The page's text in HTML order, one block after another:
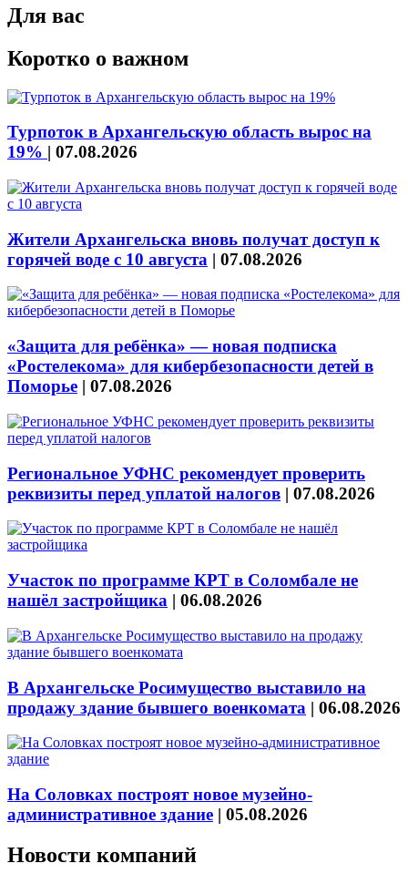
Для вас
Коротко о важном
Турпоток в Архангельскую область вырос на
19% | 07.08.2026
Жители Архангельска вновь получат доступ к
горячей воде с 10 августа | 07.08.2026
«Защита для ребёнка» — новая подписка
«Ростелекома» для кибербезопасности детей в
Поморье | 07.08.2026
Региональное УФНС рекомендует проверить
реквизиты перед уплатой налогов | 07.08.2026
Участок по программе КРТ в Соломбале не
нашёл застройщика | 06.08.2026
В Архангельске Росимущество выставило на
продажу здание бывшего военкомата | 06.08.2026
На Соловках построят новое музейно-
административное здание | 05.08.2026
Новости компаний